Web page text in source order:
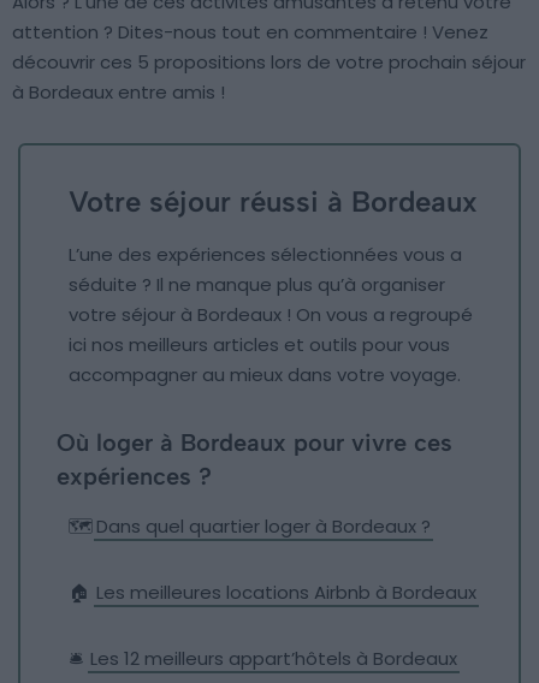
attention ? Dites-nous tout en commentaire ! Venez
découvrir ces 5 propositions lors de votre prochain séjour
à Bordeaux entre amis !
Votre séjour réussi à Bordeaux
L’une des expériences sélectionnées vous a
séduite ? Il ne manque plus qu’à organiser
votre séjour à Bordeaux ! On vous a regroupé
ici nos meilleurs articles et outils pour vous
accompagner au mieux dans votre voyage.
Où loger à Bordeaux pour vivre ces
expériences ?
🗺️Dans quel quartier loger à Bordeaux ?
🏠 Les meilleures locations Airbnb à Bordeaux
🛎️ Les 12 meilleurs appart’hôtels à Bordeaux